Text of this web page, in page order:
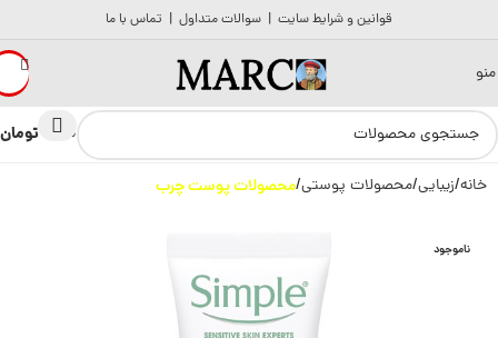
قوانین و شرایط سایت | سوالات متداول | تماس با ما
منو
0 تومان
خانه زیبایی محصولات پوستی محصولات پوست چرب
ناموجود